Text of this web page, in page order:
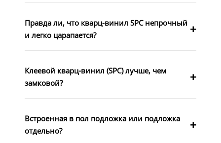
Правда ли, что кварц-винил SPC непрочный
и легко царапается?
Клеевой кварц-винил (SPC) лучше, чем
замковой?
Встроенная в пол подложка или подложка
отдельно?